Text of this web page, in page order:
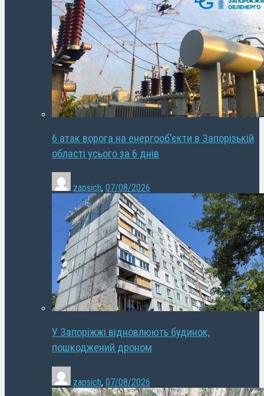
6 атак ворога на енергооб’єкти в Запорізькій
області усього за 6 днів
zapsich, 07/08/2026
У Запоріжжі відновлюють будинок,
пошкоджений дроном
zapsich, 07/08/2026